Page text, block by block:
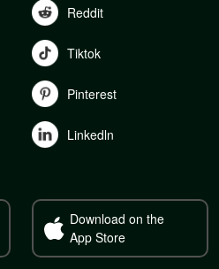
Reddit
Tiktok
Pinterest
Linkedln
Download on the
App Store